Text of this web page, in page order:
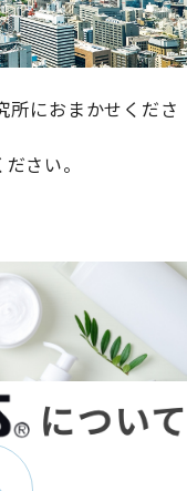
所におまかせくださ
さい。